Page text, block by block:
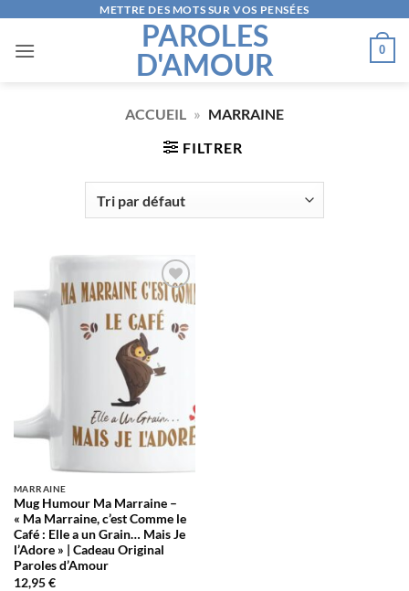
contenu
METTRE DES MOTS SUR VOS PENSÉES
PAROLES
D'AMOUR
0
ACCUEIL » MARRAINE
FILTRER
AJOUTER
À LA
LISTE
D’ENVIES
MARRAINE
Mug Humour Ma Marraine –
« Ma Marraine, c’est Comme le
Café : Elle a un Grain… Mais Je
l’Adore » | Cadeau Original
Paroles d’Amour
12,95€